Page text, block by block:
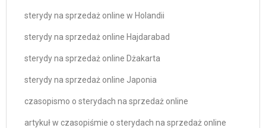
sterydy na sprzedaż online w Holandii
sterydy na sprzedaż online Hajdarabad
sterydy na sprzedaż online Dżakarta
sterydy na sprzedaż online Japonia
czasopismo o sterydach na sprzedaż online
artykuł w czasopiśmie o sterydach na sprzedaż online